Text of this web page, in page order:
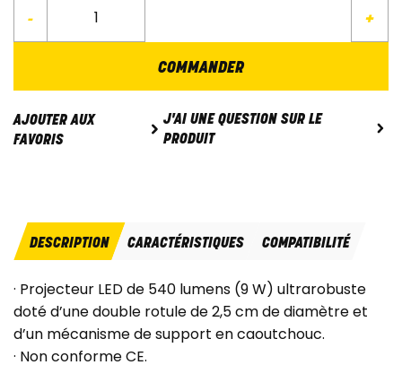
- +
COMMANDER
AJOUTER AUX
FAVORIS
J'AI UNE QUESTION SUR LE
PRODUIT
DESCRIPTION CARACTÉRISTIQUES COMPATIBILITÉ
· Projecteur LED de 540 lumens (9 W) ultrarobuste
doté d’une double rotule de 2,5 cm de diamètre et
d’un mécanisme de support en caoutchouc.
· Non conforme CE.